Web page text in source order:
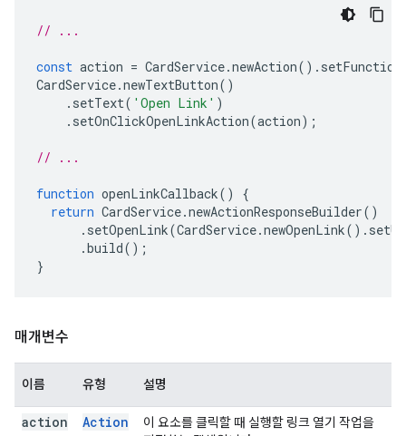
// ...
const action = CardService.newAction().
CardService.newTextButton()
. setText( 'Open Link' )
. setOnClickOpenLinkAction(action);
// ...
function openLinkCallback()
{
return CardService.newActionResponseBuilder()
. setOpenLink(CardService.newOpenLink().
.build();
}
매개변수
이름 유형 설명
action Action
이 요소를 클릭할 때 실행할 링크 열기 작업을